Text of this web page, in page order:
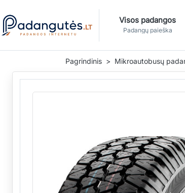
Visos padangos
Padangų paieška
Pagrindinis Mikroautobusų